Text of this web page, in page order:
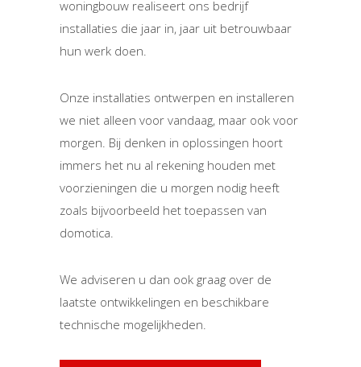
woningbouw realiseert ons bedrijf
installaties die jaar in, jaar uit betrouwbaar
hun werk doen.
Onze installaties ontwerpen en installeren
we niet alleen voor vandaag, maar ook voor
morgen. Bij denken in oplossingen hoort
immers het nu al rekening houden met
voorzieningen die u morgen nodig heeft
zoals bijvoorbeeld het toepassen van
domotica.
We adviseren u dan ook graag over de
laatste ontwikkelingen en beschikbare
technische mogelijkheden.